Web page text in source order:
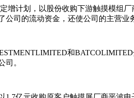
增计划，以股份收购下游触摸模组
司的流动资金，还使公司的主营业
和
司。